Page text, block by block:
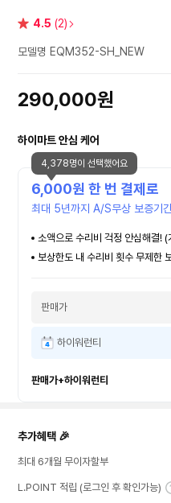
별 4.5 (2)
모델명 EQM352-SH_NEW
290,000원
하이마트 안심 케어
6,000원 한 번 결제로
최대 5년까지 A/S무상 보증기
소액으로 수리비 걱정 안심해결!
보상한도 내 수리비 횟수 무제한
판매가
하이워런티
판매가+하이워런티
4,378명이 선택했어요
추가혜택 🎉
최대 6개월 무이자할부
L.POINT 적립 (로그인 후 확인가능)